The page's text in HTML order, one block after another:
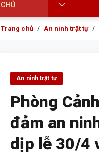
CHỦ
Trang chủ An ninh trật tự
An ninh trật tự
Phòng
đảm an
dịp lễ 30/4